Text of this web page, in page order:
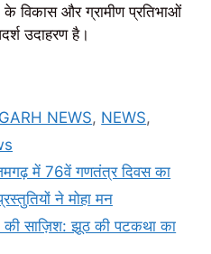
विकास और ग्रामीण प्रतिभाओं
उदाहरण है।
NEWS, NEWS,
में 76वें गणतंत्र दिवस का
ने मोहा मन
साज़िश: झूठ की पटकथा का